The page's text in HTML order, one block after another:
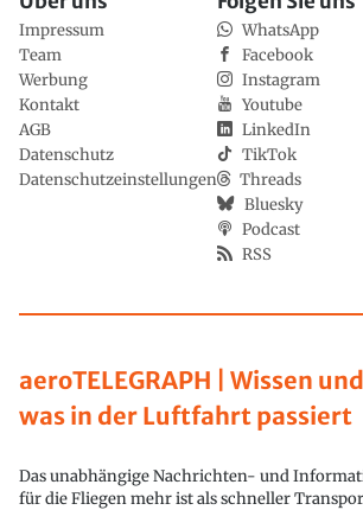
aeroTELEGRAPH | Wissen
was in der Luftfahrt passiert
Das unabhängige Nachrichten- und
für die Fliegen mehr ist als schneller
Impressum
Team
Werbung
Kontakt
AGB
Datenschutz
Datenschutzeinstellungen
WhatsApp
Facebook
Instagram
Youtube
LinkedIn
TikTok
Threads
Bluesky
Podcast
RSS